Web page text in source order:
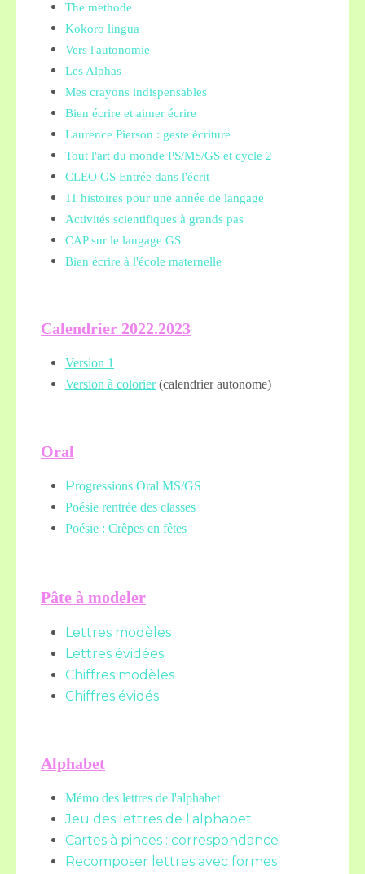
The methode
Kokoro lingua
Vers l'autonomie
Les Alphas
Mes crayons indispensables
Bien écrire et aimer écrire
Laurence Pierson : geste écriture
Tout l'art du monde PS/MS/GS et cycle 2
CLEO GS Entrée dans l'écrit
11 histoires pour une année de langage
Activités scientifiques à grands pas
CAP sur le langage GS
Bien écrire à l'école maternelle
Calendrier 2022.2023
Version 1
Version à colorier(calendrier autonome)
Oral
Progressions Oral MS/GS
Poésie rentrée des classes
Poésie : Crêpes en fêtes
Pâte à modeler
Lettres modèles
Lettres évidées
Chiffres modèles
Chiffres évidés
Alphabet
Mémo des lettres de l'alphabet
Jeu des lettres de l'alphabet
Cartes à pinces : correspondance
Recomposer lettres avec formes